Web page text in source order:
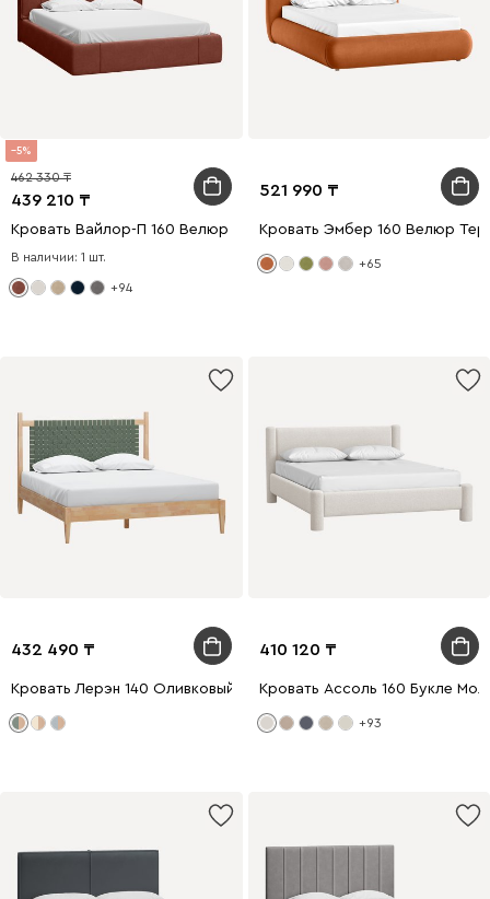
5
439 210
462 330
Кровать Вайлор-П 160 Велюр Терракотовый
В наличии: 1 шт.
+94
521 990
Кровать Эмбер 160 Велюр
+65
432 490
Кровать Лерэн 140 Оливковый
410 120
Кровать Ассоль 160 Букле
+93